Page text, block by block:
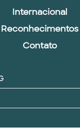
Internacional
Reconhecimentos
Contato